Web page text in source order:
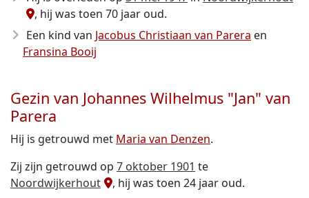
, hij was toen 70 jaar oud.
Een kind van Jacobus Christiaan van Parera en
Fransina Booij
Gezin van Johannes Wilhelmus "Jan" van
Parera
Hij is getrouwd met Maria van Denzen.
Zij zijn getrouwd op 7 oktober 1901 te
Noordwijkerhout
, hij was toen 24 jaar oud.